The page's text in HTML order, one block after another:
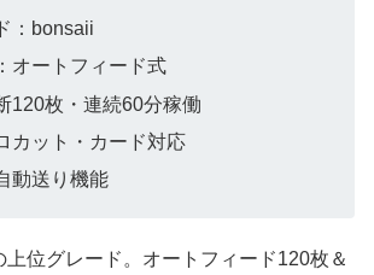
：bonsaii
オートフィード式
120枚・連続60分稼働
カット・カード対応
動送り機能
位グレード。オートフィード120枚＆